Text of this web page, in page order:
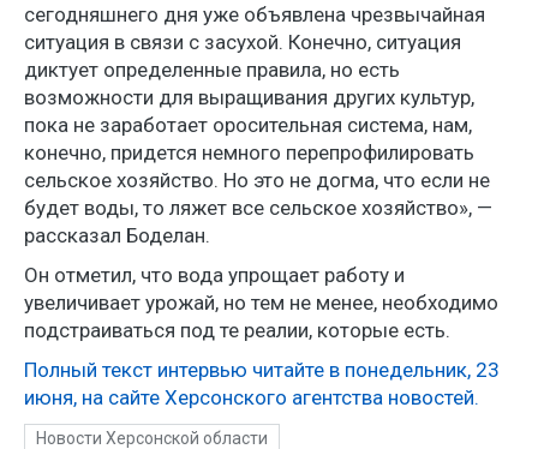
сегодняшнего дня уже объявлена чрезвычайная
ситуация в связи с засухой. Конечно, ситуация
диктует определенные правила, но есть
возможности для выращивания других культур,
пока не заработает оросительная система, нам,
конечно, придется немного перепрофилировать
сельское хозяйство. Но это не догма, что если не
будет воды, то ляжет все сельское хозяйство», —
рассказал Боделан.
Он отметил, что вода упрощает работу и
увеличивает урожай, но тем не менее, необходимо
подстраиваться под те реалии, которые есть.
Полный текст интервью читайте в понедельник, 23
июня, на сайте Херсонского агентства новостей.
Новости Херсонской области